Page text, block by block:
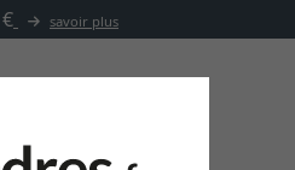
savoir plus